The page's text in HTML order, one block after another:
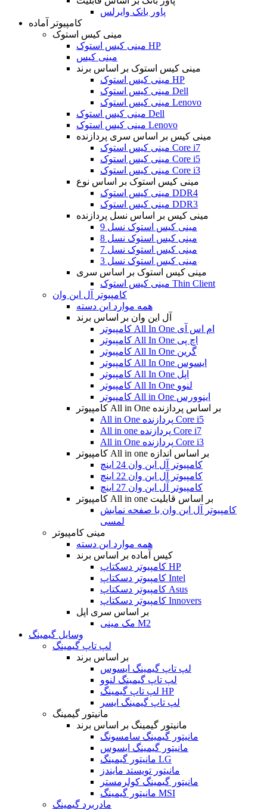
پاور بانک وایرلس
کامپیوتر آماده
مینی کیس استوک
مینی کیس استوک HP
مینی کیس
مینی کیس استوک بر اساس برند
مینی کیس استوک HP
مینی کیس استوک Dell
مینی کیس استوک Lenovo
مینی کیس استوک Dell
مینی کیس استوک Lenovo
مینی کیس بر اساس سری پردازنده
مینی کیس استوک Core i7
مینی کیس استوک Core i5
مینی کیس استوک Core i3
مینی کیس استوک بر اساس نوع
مینی کیس استوک DDR4
مینی کیس استوک DDR3
مینی کیس بر اساس نسل پردازنده
مینی کیس استوک نسل 9
مینی کیس استوک نسل 8
مینی کیس استوک نسل 7
مینی کیس استوک نسل 3
مینی کیس استوک بر اساس سری
مینی کیس استوک Thin Client
کامپیوتر آل این وان
همه موارد این دسته
آل این وان بر اساس برند
کامپیوتر All In One ام اس آی
کامپیوتر All In One اچ پی
کامپیوتر All In One گرین
کامپیوتر All In One ایسوس
کامپیوتر All In One اپل
کامپیوتر All In One لنوو
کامپیوتر All in One اینوورس
کامپیوتر All in One بر اساس پردازنده
All in One پردازنده Core i5
All in one پردازنده Core i7
All in One پردازنده Core i3
کامپیوتر All in one بر اساس اندازه
کامپیوتر آل این وان 24 اینچ
کامپیوتر آل این وان 22 اینچ
کامپیوتر آل این وان 27 اینچ
کامپیوتر All in one بر اساس قابلیت
کامپیوتر آل این وان با صفحه نمایش
لمسی
مینی کامپیوتر
همه موارد این دسته
کیس آماده بر اساس برند
کامپیوتر دسکتاپ HP
کامپیوتر دسکتاپ Intel
کامپیوتر دسکتاپ Asus
کامپیوتر دسکتاپ Innovers
بر اساس سری اپل
مک مینی M2
وسایل گیمینگ
لپ تاپ گیمینگ
بر اساس برند
لپ تاپ گیمینگ ایسوس
لپ تاپ گیمینگ لنوو
لپ تاپ گیمینگ HP
لپ تاپ گیمینگ ایسر
مانیتور گیمینگ
مانیتور گیمینگ بر اساس برند
مانیتور گیمینگ سامسونگ
مانیتور گیمینگ ایسوس
مانیتور گیمینگ LG
مانیتور تویستد مایندز
مانیتور گیمینگ کولرمستر
مانیتور گیمینگ MSI
مادربرد گیمینگ